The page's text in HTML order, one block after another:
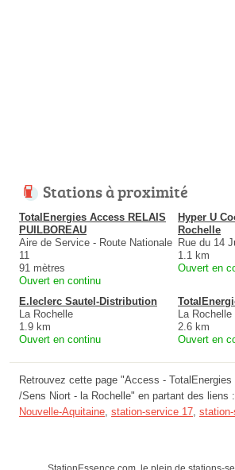
Stations à proximité
TotalEnergies Access RELAIS
PUILBOREAU
Aire de Service - Route Nationale
11
91 mètres
Ouvert en continu
Hyper U
Rochelle
Rue du 14
1.1 km
Ouvert en
E.leclerc Sautel-Distribution
La Rochelle
1.9 km
Ouvert en continu
La Rochelle
2.6 km
Ouvert en
Retrouvez cette page "Access - TotalEnergies
/Sens Niort - la Rochelle" en partant des liens :
Nouvelle-Aquitaine, station-service 17,